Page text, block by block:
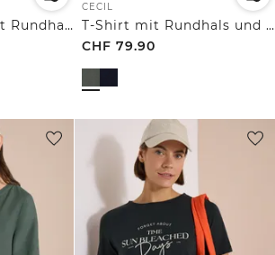
3/4-Arm Shirt mit Rundhals und Streifen
CECIL
T-Shirt mit Rundhals und Leo-Details
CHF 79.90